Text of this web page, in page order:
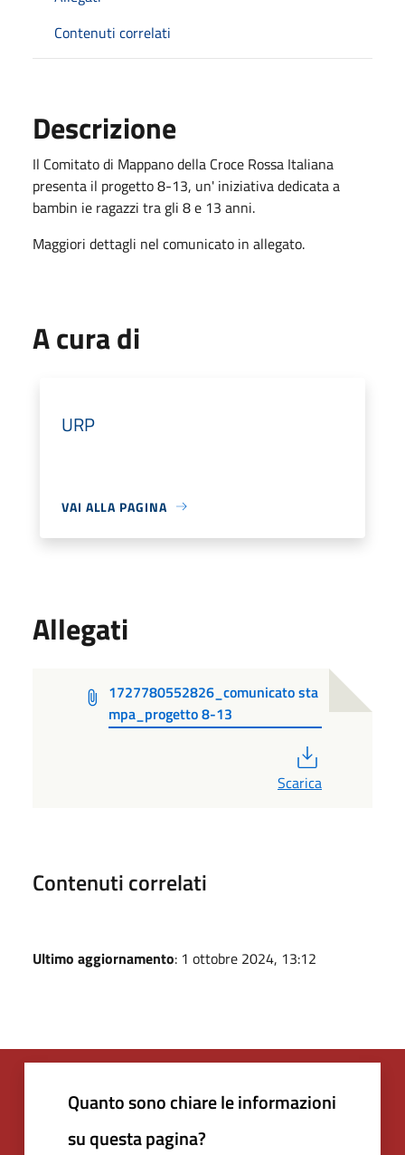
Contenuti correlati
Descrizione
Il Comitato di Mappano della Croce Rossa Italiana
presenta il progetto 8-13, un' iniziativa dedicata a
bambin ie ragazzi tra gli 8 e 13 anni.
Maggiori dettagli nel comunicato in allegato.
A cura di
URP
VAI ALLA PAGINA
Allegati
1727780552826_comunicato sta
mpa_progetto 8-13
Scarica
Contenuti correlati
Ultimo aggiornamento: 1 ottobre 2024, 13:12
Quanto sono chiare le informazioni
su questa pagina?